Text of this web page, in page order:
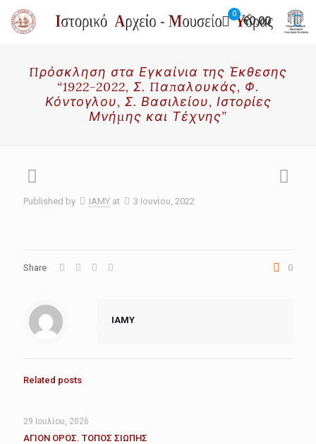
0
€0.00
Πρόσκληση στα Εγκαίνια της Έκθεσης
“1922-2022, Σ. Παπαλουκάς, Φ.
Κόντογλου, Σ. Βασιλείου, Ιστορίες
Μνήμης και Τέχνης”
Published by IAMY at 3 Ιουνίου, 2022
Share 0
IAMY
Related posts
29 Ιουλίου, 2026
ΑΓΙΟΝ ΟΡΟΣ. ΤΟΠΟΣ ΣΙΩΠΗΣ